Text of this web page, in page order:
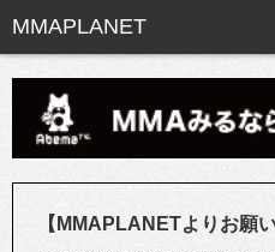
【MMAPLANETよりお願い